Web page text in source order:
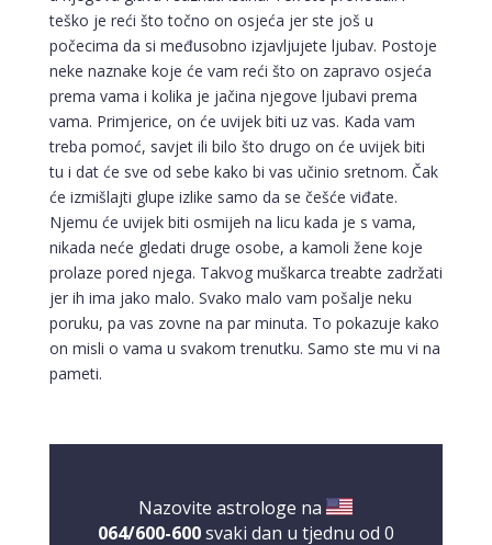
teško je reći što točno on osjeća jer ste još u
počecima da si međusobno izjavljujete ljubav. Postoje
neke naznake koje će vam reći što on zapravo osjeća
prema vama i kolika je jačina njegove ljubavi prema
vama. Primjerice, on će uvijek biti uz vas. Kada vam
treba pomoć, savjet ili bilo što drugo on će uvijek biti
tu i dat će sve od sebe kako bi vas učinio sretnom. Čak
će izmišlajti glupe izlike samo da se češće viđate.
Njemu će uvijek biti osmijeh na licu kada je s vama,
nikada neće gledati druge osobe, a kamoli žene koje
prolaze pored njega. Takvog muškarca treabte zadržati
jer ih ima jako malo. Svako malo vam pošalje neku
poruku, pa vas zovne na par minuta. To pokazuje kako
on misli o vama u svakom trenutku. Samo ste mu vi na
pameti.
Nazovite astrologe na
064/600-600svaki dan u tjednu od 0
tel:0,93€ - mob:1,12€ min